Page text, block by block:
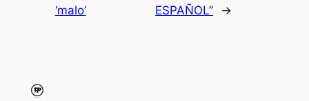
‘malo’
ESPAÑOL”
→